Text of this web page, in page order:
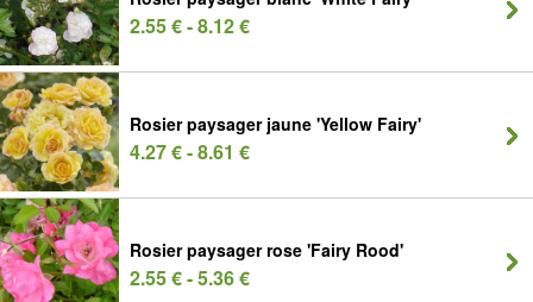
2.55 € - 8.12 €
Rosier paysager jaune 'Yellow Fairy'
4.27 € - 8.61 €
Rosier paysager rose 'Fairy Rood'
2.55 € - 5.36 €